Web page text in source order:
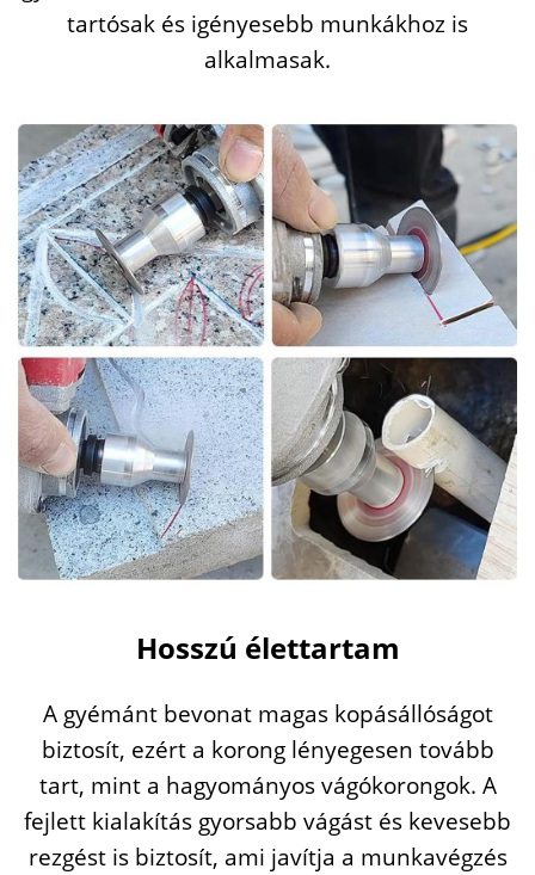
tartósak és igényesebb munkákhoz is
alkalmasak.
Hosszú élettartam
A gyémánt bevonat magas kopásállóságot
biztosít, ezért a korong lényegesen tovább
tart, mint a hagyományosvágókorongok. A
fejlett kialakítás gyorsabb vágást és kevesebb
rezgést is biztosít, ami javítja a munkavégzés